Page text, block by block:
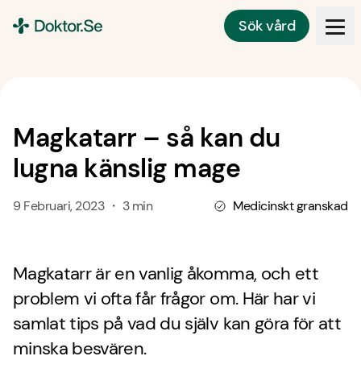
Sök vård
Magkatarr – så kan du
lugna känslig mage
9 Februari, 2023 ・ 3 min Medicinskt granskad
Magkatarr är en vanlig åkomma, och ett
problem vi ofta får frågor om. Här har vi
samlat tips på vad du själv kan göra för att
minska besvären.